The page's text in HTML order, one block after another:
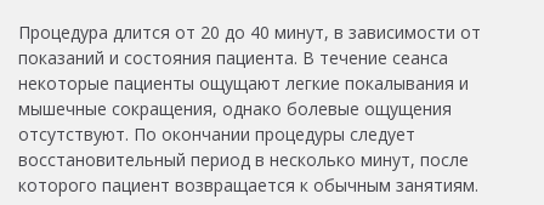
Процедура длится от 20 до 40 минут, в зависимости от
показаний и состояния пациента. В течение сеанса
некоторые пациенты ощущают легкие покалывания и
мышечные сокращения, однако болевые ощущения
отсутствуют. По окончании процедуры следует
восстановительный период в несколько минут, после
которого пациент возвращается к обычным занятиям.